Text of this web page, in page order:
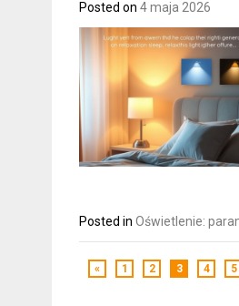
Posted on 4 maja 2026
Posted in Oświetlenie:
« 1 2 3 4 5